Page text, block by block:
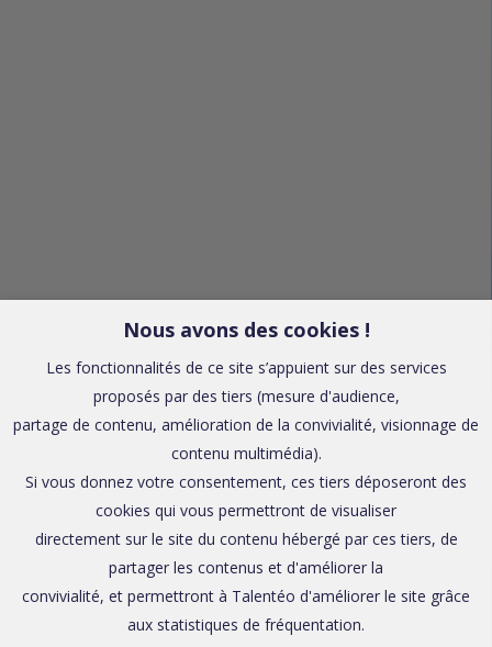
Nous avons des cookies !
Les fonctionnalités de ce site s’appuient sur des services
proposés par des tiers (mesure d'audience,
partage de contenu, amélioration de la convivialité, visionnage de
contenu multimédia).
Si vous donnez votre consentement, ces tiers déposeront des
cookies qui vous permettront de visualiser
directement sur le site du contenu hébergé par ces tiers, de
partager les contenus et d'améliorer la
convivialité, et permettront à Talentéo d'améliorer le site grâce
aux statistiques de fréquentation.